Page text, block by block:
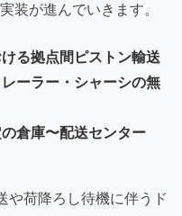
装が進んでいきます。
る拠点間ピストン輸送
ーラー・シャーシの無
倉庫〜配送センター
や荷降ろし待機に伴うド